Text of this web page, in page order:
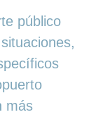
público
más